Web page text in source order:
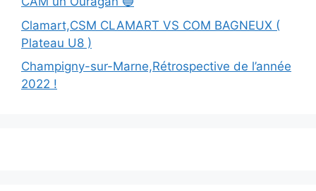
Clamart,CSM CLAMART VS COM BAGNEUX (
Plateau U8 )
Champigny-sur-Marne,Rétrospective de l’année
2022 !